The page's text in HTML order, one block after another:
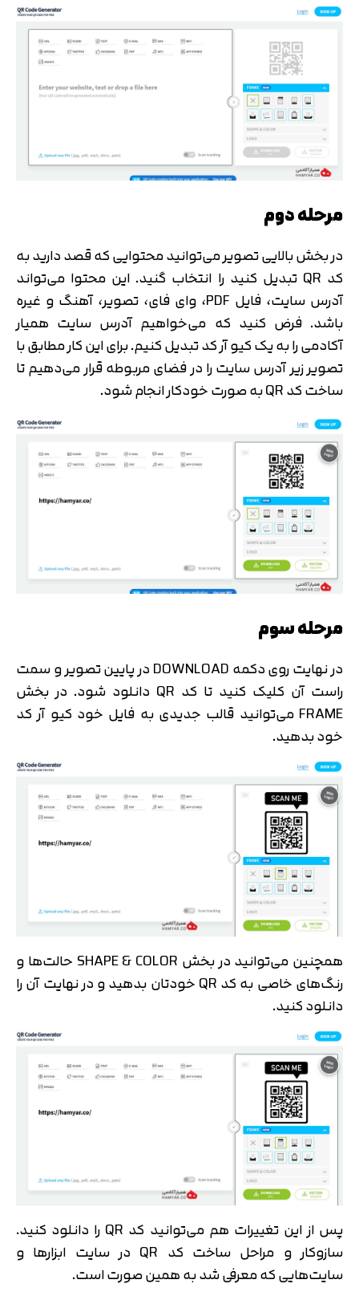
مرحله دوم
در بخش بالایی تصویر می‌توانید محتوایی که قصد دارید به
کد QR تبدیل کنید را انتخاب گنید. این محتوا می‌تواند
آدرس سایت، فایل PDF، وای فای، تصویر، آهنگ و غیره
باشد. فرض کنید که می‌خواهیم آدرس سایت همیار
آکادمی را به یک کیو آر کد تبدیل کنیم. برای این کار مطابق با
تصویر زیر آدرس سایت را در فضای مربوطه قرار می‌دهیم تا
ساخت کد QR به صورت خودکار انجام شود.
مرحله سوم
در نهایت روی دکمه DOWNLOAD در پایین تصویر و سمت
راست آن کلیک کنید تا کد QR دانلود شود. در بخش
FRAME می‌توانید قالب جدیدی به فایل خود کیو آر کد
خود بدهید.
همچنین می‌توانید در بخش SHAPE & COLOR حالت‌ها و
رنگ‌های خاصی به کد QR خودتان بدهید و در نهایت آن را
دانلود کنید.
پس از این تغییرات هم می‌توانید کد QR را دانلود کنید.
سازوکار و مراحل ساخت کد QR در سایت ابزارها و
سایت‌هایی که معرفی شد به همین صورت است.